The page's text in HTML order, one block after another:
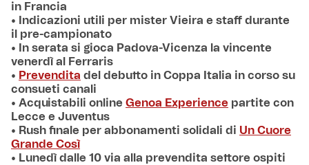
in Francia
• Indicazioni utili per mister Vieira e staff durante
il pre-campionato
• In serata si gioca Padova-Vicenza la vincente
venerdì al Ferraris
• Prevendita del debutto in Coppa Italia in corso su
consueti canali
• Acquistabili online Genoa Experience partite con
Lecce e Juventus
• Rush finale per abbonamenti solidali di Un Cuore
Grande Così
• Lunedì dalle 10 via alla prevendita settore ospiti